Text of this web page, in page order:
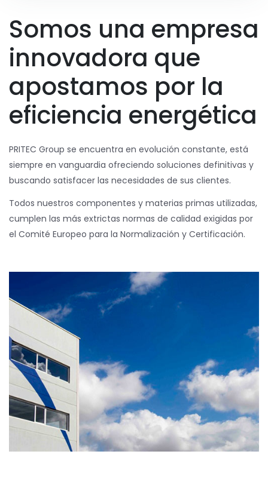
Somos una empresa
innovadora que
apostamos por la
eficiencia energética
PRITEC Group se encuentra en evolución constante, está
siempre en vanguardia ofreciendo soluciones definitivas y
buscando satisfacer las necesidades de sus clientes.
Todos nuestros componentes y materias primas utilizadas,
cumplen las más extrictas normas de calidad exigidas por
el Comité Europeo para la Normalización y Certificación.